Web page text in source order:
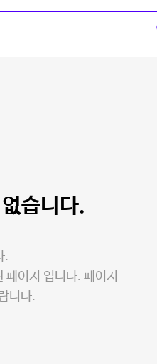
습니다.
.
이지 입니다. 페이지
니다.